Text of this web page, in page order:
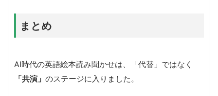
まとめ
AI時代の英語絵本読み聞かせは、「代替」ではなく
「共演」 のステージに入りました。